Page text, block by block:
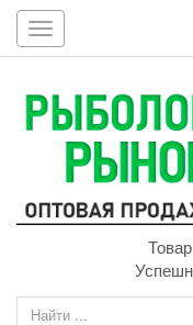
Toggle
navigation